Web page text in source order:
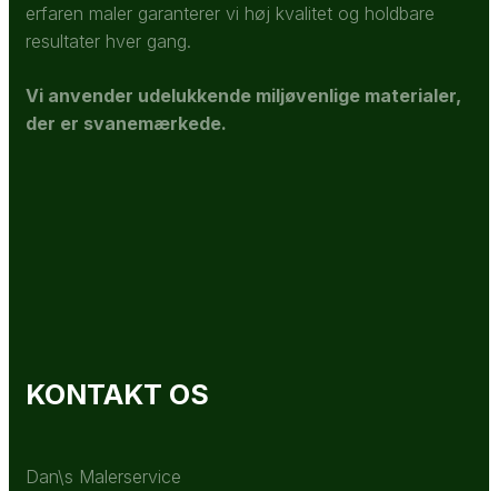
erfaren maler garanterer vi høj kvalitet og holdbare
resultater hver gang.
Vi anvender udelukkende miljøvenlige materialer,
der er svanemærkede.
KONTAKT OS
Dan\s Malerservice